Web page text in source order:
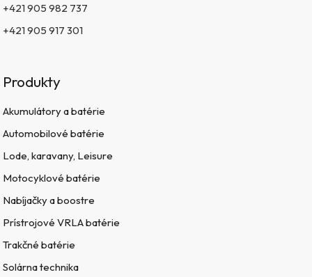
+421 905 982 737
+421 905 917 301
Produkty
Akumulátory a batérie
Automobilové batérie
Lode, karavany, Leisure
Motocyklové batérie
Nabíjačky a boostre
Prístrojové VRLA batérie
Trakčné batérie
Solárna technika